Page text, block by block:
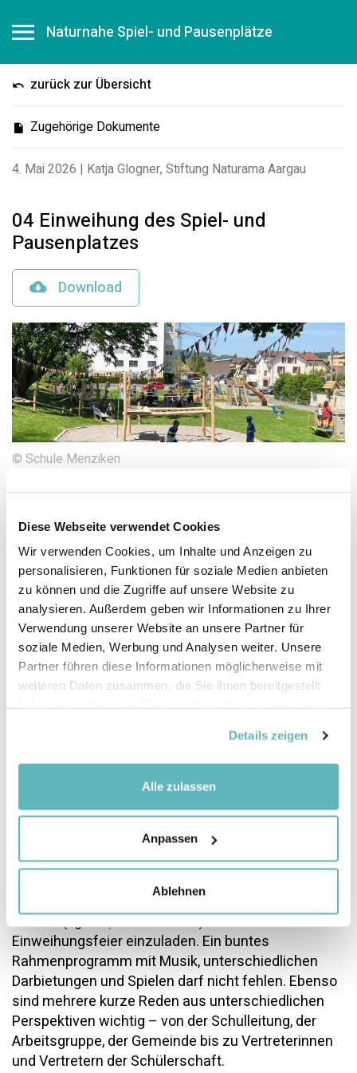
Diese Webseite verwendet Cookies
Wir verwenden Cookies, um Inhalte und Anzeigen zu
personalisieren, Funktionen für soziale Medien anbieten
zu können und die Zugriffe auf unsere Website zu
analysieren. Außerdem geben wir Informationen zu Ihrer
Verwendung unserer Website an unsere Partner für
soziale Medien, Werbung und Analysen weiter. Unsere
Partner führen diese Informationen möglicherweise mit
weiteren Daten zusammen, die Sie ihnen bereitgestellt
Details zeigen
Alle zulassen
Anpassen
Ablehnen
Naturnahe Spiel- und Pausenplätze
zurück zur Übersicht
4. Mai 2026 | Katja Glogner, Stiftung Naturama Aargau
Zugehörige Dokumente
04 Einweihung des Spiel- und
Pausenplatzes
Download
© Schule Menziken
Einleitung
4.1 Berichten über die Einweihungsfeier
4.2 Planung und Durchführung Einweihungsfeier
4.2 Planung und Durchführung Einweihungsfeier
Wie planen und führen wir die
Einweihungsfeier durch?
Wird die Einweihung des naturnahen Spiel- und
Festakt zelebriert, stärkt dies den Zusammenhalt
der Schule und die Identifikation mit dem neuen
Aussenraum.
Schülern, dem Kollegium, den weiteren
Mitarbeitenden der Schule (Hausdienst,
Tagesstrukturen etc.), den Eltern und allenfalls den
externen Nutzenden (z.B. Vereine) sind auch die
Gemeindevertreterinnen und -vertreter sowie die
Medien (vgl.Kapitel 4.1undE.) an die
Einweihungsfeier einzuladen. Ein buntes
Rahmenprogramm mit Musik, unterschiedlichen
Darbietungen und Spielen darf nicht fehlen. Ebenso
sind mehrere kurze Reden aus unterschiedlichen
Perspektiven wichtig – von der Schulleitung, der
Arbeitsgruppe, der Gemeinde bis zu Vertreterinnen
und Vertretern der Schülerschaft.